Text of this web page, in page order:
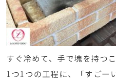
すぐ冷めて、手で塊を持つ
1つ1つの工程に、「すごー